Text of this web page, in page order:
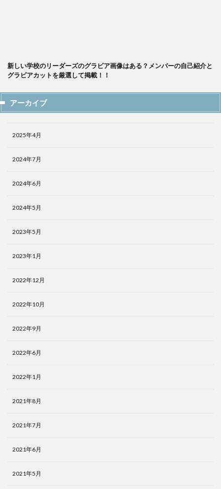
新しい学校のリーダーズのグラビア画像はある？メンバーの自己紹介と
グラビアカットを厳選して掲載！！
アーカイブ
2025年4月
2024年7月
2024年6月
2024年5月
2023年5月
2023年1月
2022年12月
2022年10月
2022年9月
2022年6月
2022年1月
2021年8月
2021年7月
2021年6月
2021年5月